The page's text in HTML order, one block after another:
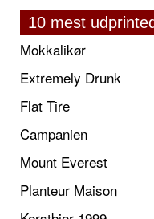
10 mest
Mokkalikør
Extremely Drunk
Flat Tire
Campanien
Mount Everest
Planteur Maison